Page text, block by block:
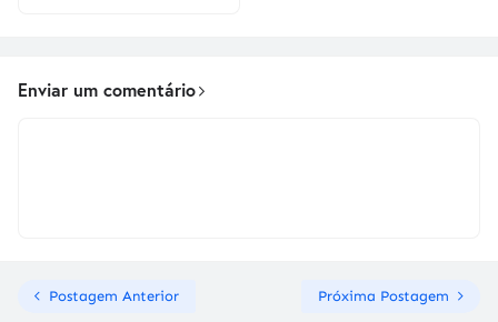
Enviar um comentário
Postagem Anterior Próxima Postagem